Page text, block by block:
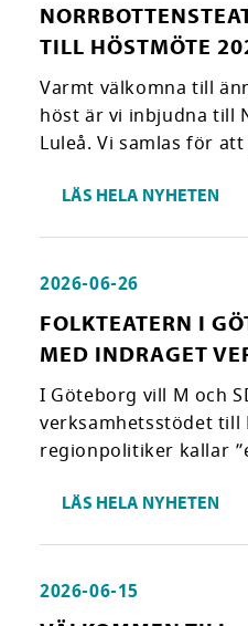
TILL HÖSTMÖTE
Varmt välkomna till
höst är vi inbjudna till
Luleå. Vi samlas för att
LÄS HELA NYHETEN
2026-06-26
FOLKTEATERN I
MED INDRAGET
I Göteborg vill M och
verksamhetsstödet till
regionpolitiker kallar
LÄS HELA NYHETEN
2026-06-15